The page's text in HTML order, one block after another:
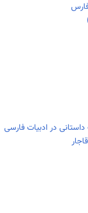
در ادبیات فارسی